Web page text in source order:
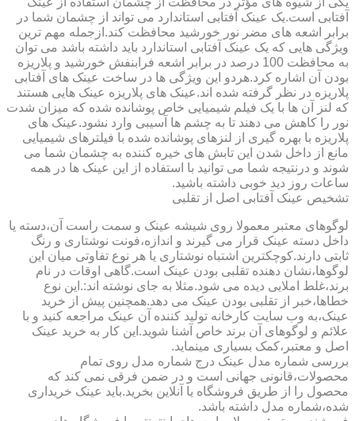
آفتابی است.یک عینک آفتابی استاندارد می تواند از چشمان شما در
برابر اشعه های مضر نور خورشید محافظت کند.ازجمله مهم ترین
ویژگی هایی که یک عینک آفتابی استاندارد باید داشته باشد می توان
به محافظت 100 درصد در برابر اشعه فرابنفش خورشید و پلاریزه
بودن آن اشاره کرد.هردو این ویژگی ها در ساخت عینک های آفتابی
پلاریزه در نظر گرفته شده اند.عینک های پلاریزه عینک هایی هستند
که لنز آن ها با یک فیلم شیمیایی خاص پوشانده شده که میزان شدت
نور را کاهش می دهند تا به چشم ها آسیبی وارد نشود.عینک های
پلاریزه با بهره گیری از لنزهای پوشانده شده با فیلترهای شیمیایی
مانع از داخل شدن این تابش های خیره کننده به چشمان شما می
شوند و درنتیجه شما می توانید با استفاده از این عینک ها در همه
ساعات روز دید خوبی داشته باشید.
تشخیص عینک آفتابی اصل از تقلبی
لوگوهای معتبر معمولا روی شیشه عینک و سمت راست آن،دسته یا
داخل دسته عینک قرار می گیرند و اندازه،فونت نوشتاری و رنگ
ثابتی دارند.کوچکترین اشتباه نوشتاری یا هر نوع تفاوتی میان این
لوگوها،نشان دهنده تقلبی بودن عینک است.گاهی اوقات در نام
برند،غلط املایی دیده می شود.مثلا به جای نوشته اند:.این نوع
خطاها،خبر از تقلبی بودن عینک می دهد.همچنین پیش از خرید
عینک،به وب سایت کارخانه تولید کننده آن عینک مراجعه کنید و با
علائم و لوگوهای آن برند خاص آشنا شوید.این کار به خرید عینک
اصل و معتبر،کمک بسیاری مینماید.
بررسی شماره مدل عینک درج شماره مدل روی تمام
محصولات،قانونی جهانی است و در ضمن فرقی نمی کند که
محصول را از طریق فروشگاه یا آنلاین بخرید.باید عینک خریداری
شده،شماره مدل داشته باشد.